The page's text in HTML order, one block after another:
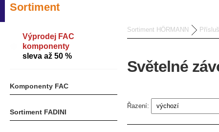
Sortiment
Výprodej FAC
komponenty
sleva až 50 %
Komponenty FAC
Sortiment FADINI
Sortiment HÖRMANN
Světelné
Řazení: